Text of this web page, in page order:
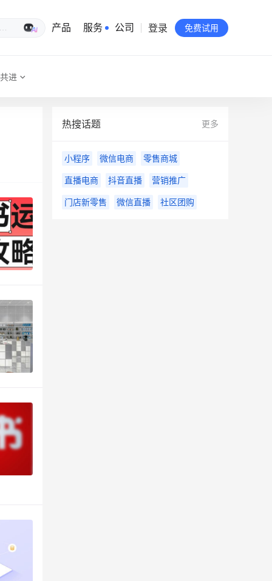
生意专家
产品 服务 公司
品牌物料下载
员工验证
有赞公益
登录 免费试用
进
热搜话题 更多
小程序 微信电商 零售商城
直播电商 抖音直播 营销推广
门店新零售 微信直播 社区团购